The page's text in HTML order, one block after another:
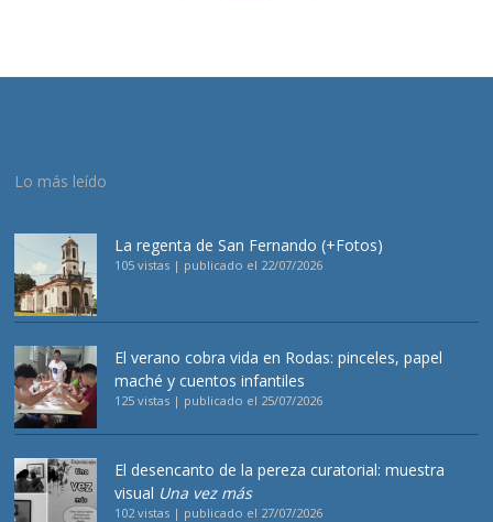
Lo más leído
La regenta de San Fernando (+Fotos)
105 vistas | publicado el 22/07/2026
El verano cobra vida en Rodas: pinceles, papel
maché y cuentos infantiles
125 vistas | publicado el 25/07/2026
El desencanto de la pereza curatorial: muestra
visual Una vez más
102 vistas | publicado el 27/07/2026